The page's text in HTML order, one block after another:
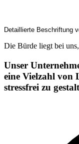
Detaillierte Beschriftung
Die Bürde liegt bei
Unser
eine Vielzahl von
stressfrei zu